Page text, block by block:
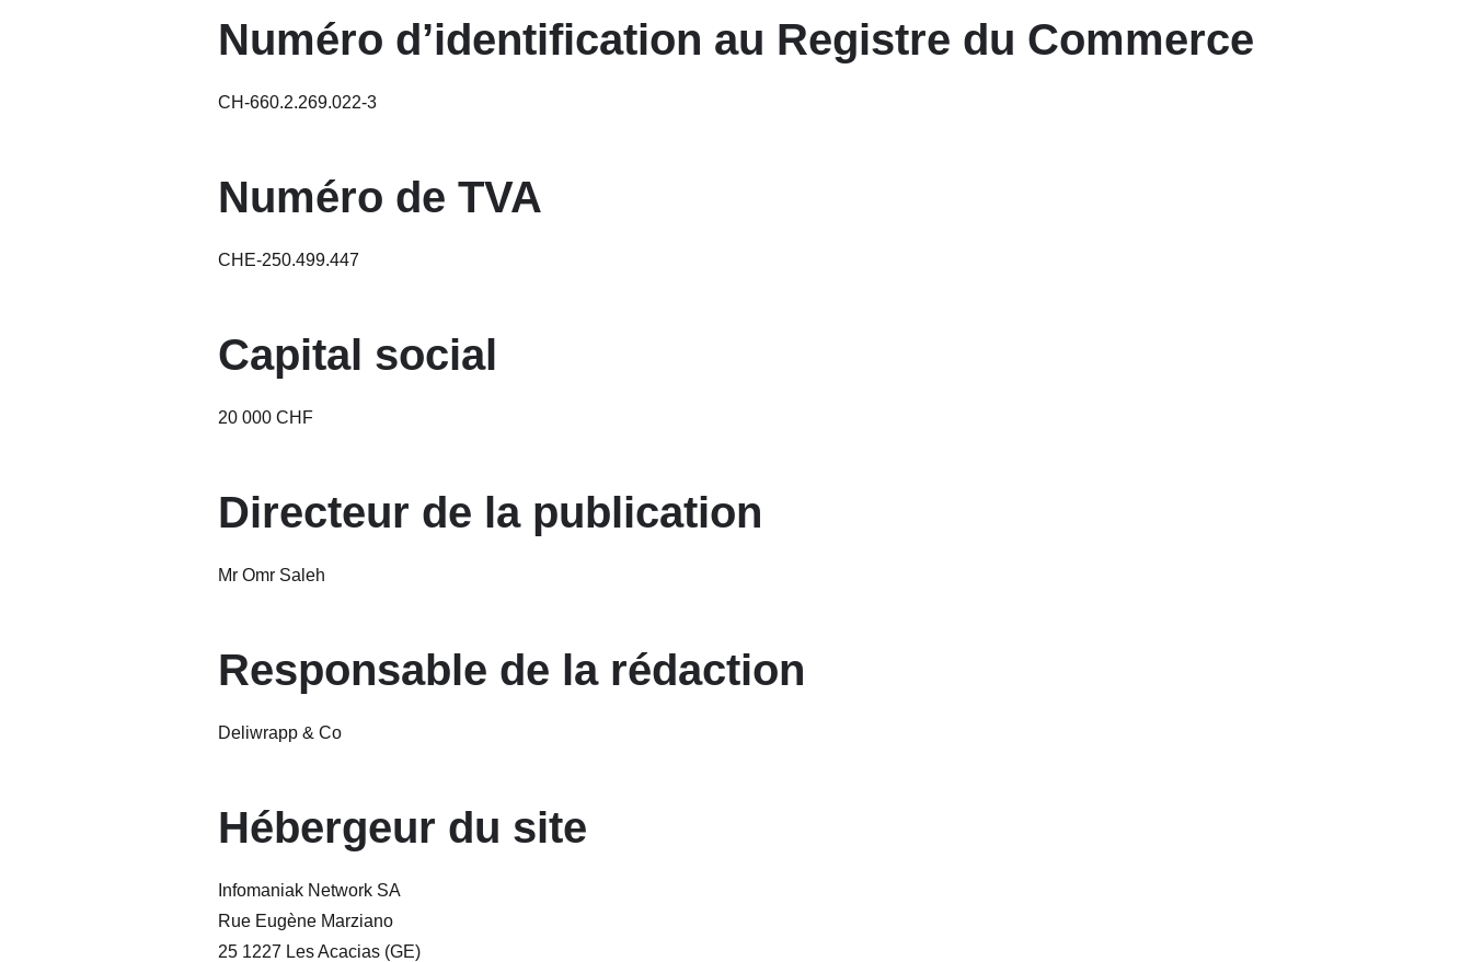
Numéro d’identification au Registre du Commerce
CH-660.2.269.022-3
Numéro de TVA
CHE-250.499.447
Capital social
20 000 CHF
Directeur de la publication
Mr Omr Saleh
Responsable de la rédaction
Deliwrapp & Co
Hébergeur du site
Infomaniak Network SA
Rue Eugène Marziano
25 1227 Les Acacias (GE)